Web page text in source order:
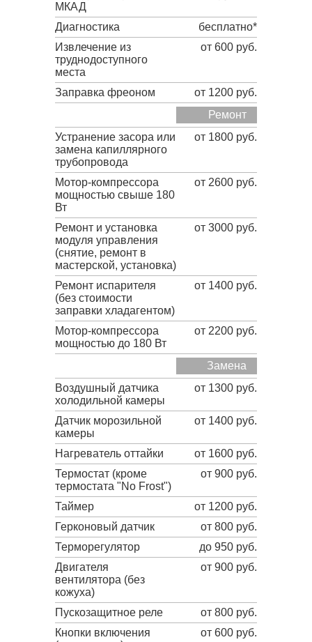
МКАД
Диагностика
бесплатно*
Извлечение из
труднодоступного
места
от 600 руб.
Заправка фреоном
от 1200 руб.
Ремонт
Устранение засора или
замена капиллярного
трубопровода
от 1800 руб.
Мотор-компрессора
мощностью свыше 180
Вт
от 2600 руб.
Ремонт и установка
модуля управления
(снятие, ремонт в
мастерской, установка)
от 3000 руб.
Ремонт испарителя
(без стоимости
заправки хладагентом)
от 1400 руб.
Мотор-компрессора
мощностью до 180 Вт
от 2200 руб.
Замена
Воздушный датчика
холодильной камеры
от 1300 руб.
Датчик морозильной
камеры
от 1400 руб.
Нагреватель оттайки
от 1600 руб.
Термостат (кроме
термостата "No Frost")
от 900 руб.
Таймер
от 1200 руб.
Герконовый датчик
от 800 руб.
Терморегулятор
до 950 руб.
Двигателя
вентилятора (без
кожуха)
от 900 руб.
Пускозащитное реле
от 800 руб.
Кнопки включения
от 600 руб.